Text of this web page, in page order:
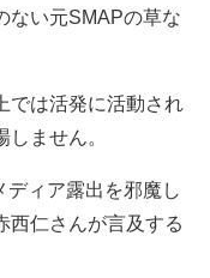
ない元SMAPの草な
では活発に活動され
ません。
ィア露出を邪魔し
西仁さんが言及する